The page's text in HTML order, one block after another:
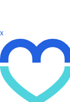
x